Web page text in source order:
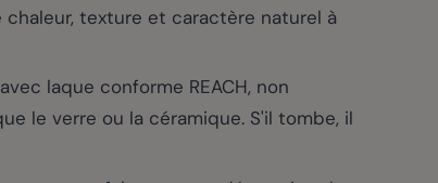
texture et caractère naturel à
laque conforme REACH, non
le verre ou la céramique. S'il tombe, il